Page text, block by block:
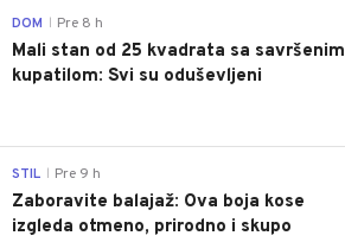
DOM Pre 8 h
Mali stan od 25 kvadrata sa savršenim
kupatilom: Svi su oduševljeni
STIL Pre 9 h
Zaboravite balajaž: Ova boja kose
izgleda otmeno, prirodno i skupo